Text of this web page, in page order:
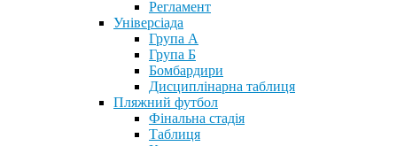
Регламент
Універсіада
Група А
Група Б
Бомбардири
Дисциплінарна таблиця
Пляжний футбол
Фінальна стадія
Таблиця